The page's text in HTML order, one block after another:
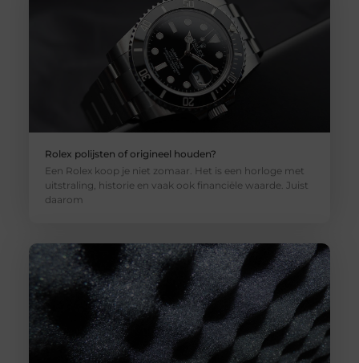
Rolex polijsten of origineel houden?
Een Rolex koop je niet zomaar. Het is een horloge met
uitstraling, historie en vaak ook financiële waarde. Juist
daarom